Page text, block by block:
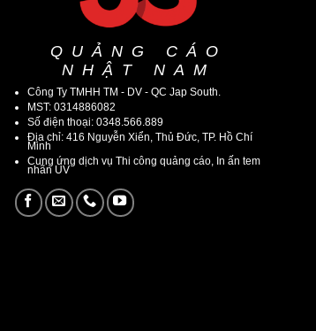
QUẢNG CÁO
NHẬT NAM
Công Ty TMHH TM - DV - QC Jap South.
MST: 0314886082
Số điện thoại: 0348.566.889
Địa chỉ: 416 Nguyễn Xiển, Thủ Đức, TP. Hồ Chí
Minh
Cung ứng dịch vụ Thi công quảng cáo, In ấn tem
nhãn UV